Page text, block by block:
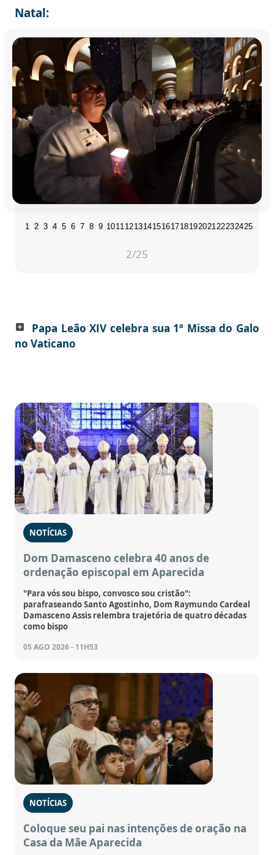
Natal:
1 2 3 4 5 6 7 8 9 1011 12131415161718192021 22232425
2/25
add_box
Papa Leão XIV celebra sua 1ª Missa do Galo
no Vaticano
NOTÍCIAS
Dom Damasceno celebra 40 anos de
ordenação episcopal em Aparecida
"Para vós sou bispo, convosco sou cristão":
parafraseando Santo Agostinho, Dom Raymundo Cardeal
Damasceno Assis relembra trajetória de quatro décadas
como bispo
05 AGO 2026 - 11H53
NOTÍCIAS
Coloque seu pai nas intenções de oração na
Casa da Mãe Aparecida